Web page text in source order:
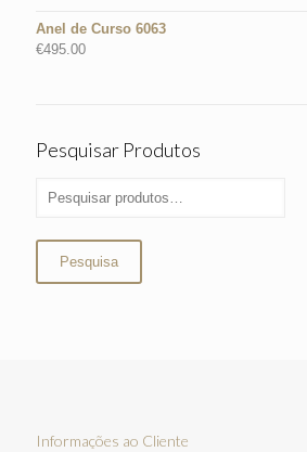
Anel de Curso 6063
€495.00
Pesquisar Produtos
Pesquisa
Informações ao Cliente